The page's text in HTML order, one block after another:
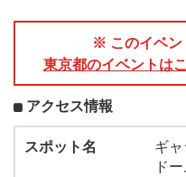
※ このイベン
東京都のイベントは
アクセス情報
スポット名
ギ
ド